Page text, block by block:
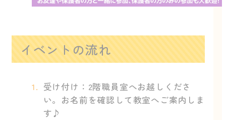
イベントの流れ
受け付け：2階職員室へお越しくださ
い。お名前を確認して教室へご案内しま
す♪